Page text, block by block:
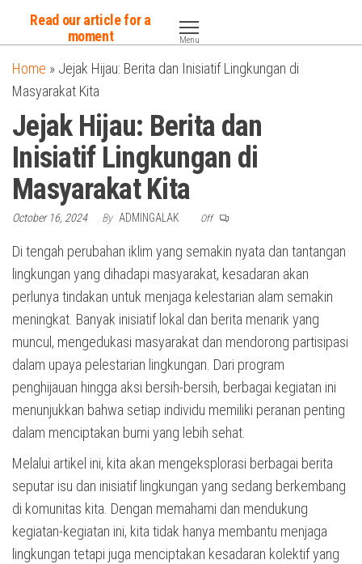
content
Read our article for a
moment
Menu
Home » Jejak Hijau: Berita dan Inisiatif Lingkungan di
Masyarakat Kita
Jejak Hijau: Berita dan
Inisiatif Lingkungan di
Masyarakat Kita
October 16, 2024 By ADMINGALAK Off
Di tengah perubahan iklim yang semakin nyata dan tantangan
lingkungan yang dihadapi masyarakat, kesadaran akan
perlunya tindakan untuk menjaga kelestarian alam semakin
meningkat. Banyak inisiatif lokal dan berita menarik yang
muncul, mengedukasi masyarakat dan mendorong partisipasi
dalam upaya pelestarian lingkungan. Dari program
penghijauan hingga aksi bersih-bersih, berbagai kegiatan ini
menunjukkan bahwa setiap individu memiliki peranan penting
dalam menciptakan bumi yang lebih sehat.
Melalui artikel ini, kita akan mengeksplorasi berbagai berita
seputar isu dan inisiatif lingkungan yang sedang berkembang
di komunitas kita. Dengan memahami dan mendukung
kegiatan-kegiatan ini, kita tidak hanya membantu menjaga
lingkungan tetapi juga menciptakan kesadaran kolektif yang